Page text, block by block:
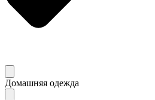
Домашняя одежда